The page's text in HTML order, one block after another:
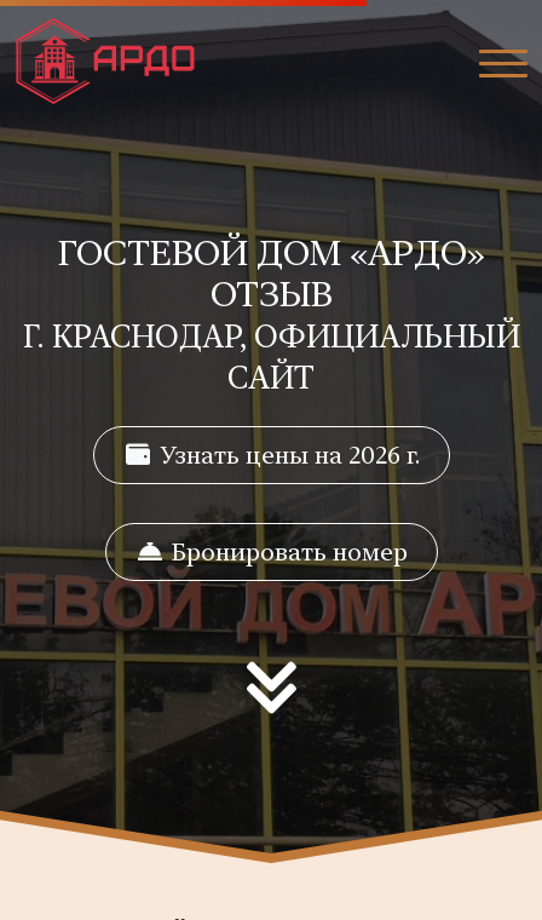
ГОСТЕВОЙ ДОМ «АРДО»
ОТЗЫВ
Г. КРАСНОДАР, ОФИЦИАЛЬНЫЙ
САЙТ
Узнать цены на 2026 г.
Бронировать номер